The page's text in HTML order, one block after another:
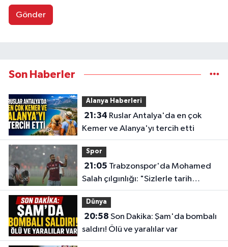
Gönder
Son Haberler
Alanya Haberleri
21:34
Kemer ve Alanya'yı tercih etti
Spor
21:05
Salah çılgınlığı: "Sizlerle tarih
yazmak istiyorum"
Dünya
20:58
saldırı! Ölü ve yaralılar var